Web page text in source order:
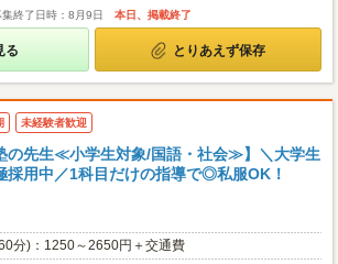
集終了日時：8月9日 本日、掲載終了
る とりあえず保存
未経験者歓迎
の先生≪小学生対象/国語・社会≫】＼大学生
採用中／1科目だけの指導で◎私服OK！
分)：1250～2650円＋交通費